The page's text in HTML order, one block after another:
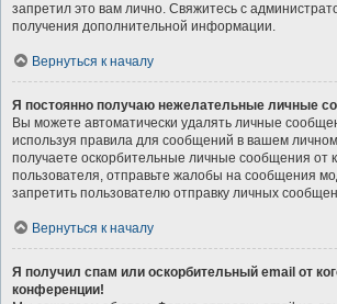
запретил это вам лично. Свяжитесь с
получения дополнительной информации.
Вернуться к началу
Я постоянно получаю нежелательные личные
Вы можете автоматически удалять личные
используя правила для сообщений в вашем
получаете оскорбительные личные сообщения от
пользователя, отправьте жалобы на сообщения
запретить пользователю отправку личных
Вернуться к началу
Я получил спам или оскорбительный email от
конференции!